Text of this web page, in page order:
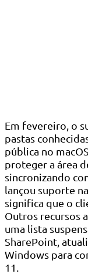
Em fevereiro, o
pastas
pública no
proteger a área
sincronizando
lançou suporte
significa que o
Outros recursos
uma lista
SharePoint,
Windows para
11.